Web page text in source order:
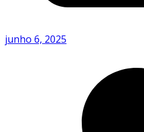
junho 6, 2025